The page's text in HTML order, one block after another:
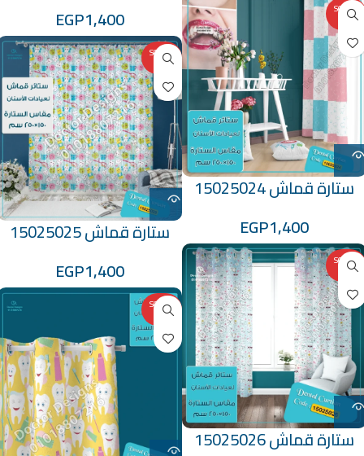
EGP1,400 SOLD O
UT
ستارة قماش 15025024
EGP1,400
SOLD O
UT
ستارة قماش 15025025
EGP1,400 SOLD O
UT
ستارة قماش 15025026
SOLD O
UT